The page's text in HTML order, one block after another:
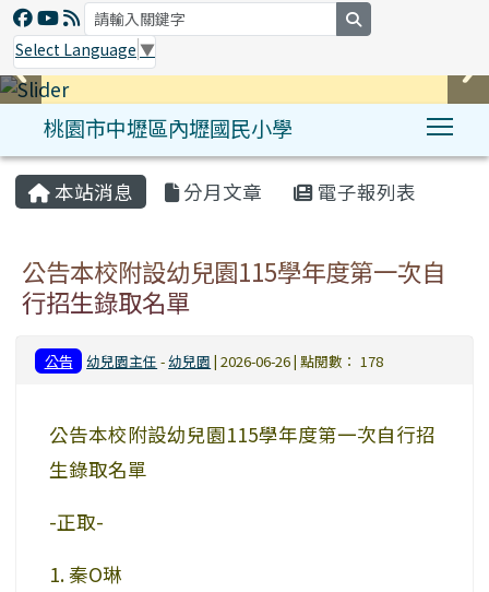
Select Language ▼
桃園市中壢區內壢國民小學
:::
本站消息 分月文章 電子報列表
公告本校附設幼兒園115學年度第一次自
行招生錄取名單
公告 幼兒園主任 -幼兒園 | 2026-06-26 | 點閱數： 178
公告本校附設幼兒園115學年度第一次自行招
生錄取名單
-正取-
1. 秦O琳